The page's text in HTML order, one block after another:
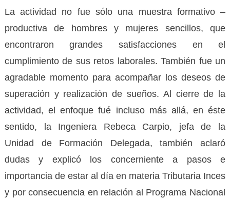
La actividad no fue sólo una muestra formativo –
productiva de hombres y mujeres sencillos, que
encontraron grandes satisfacciones en el
cumplimiento de sus retos laborales. También fue un
agradable momento para acompañar los deseos de
superación y realización de sueños. Al cierre de la
actividad, el enfoque fué incluso más allá, en éste
sentido, la Ingeniera Rebeca Carpio, jefa de la
Unidad de Formación Delegada, también aclaró
dudas y explicó los concerniente a pasos e
importancia de estar al día en materia Tributaria Inces
y por consecuencia en relación al Programa Nacional